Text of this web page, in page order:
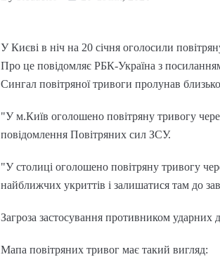
У Києві в ніч на 20 січня оголосили
Про це повідомляє РБК-Україна з
Сингал повітряної тривоги пролунав
"У м.Київ оголошено повітряну тривогу
повідомлення Повітряних сил ЗСУ.
"У столиці оголошено повітряну тривогу
найближчих укриттів і залишатися там до
Загроза застосування противником ударних
Мапа повітряних тривог має такий вигляд: